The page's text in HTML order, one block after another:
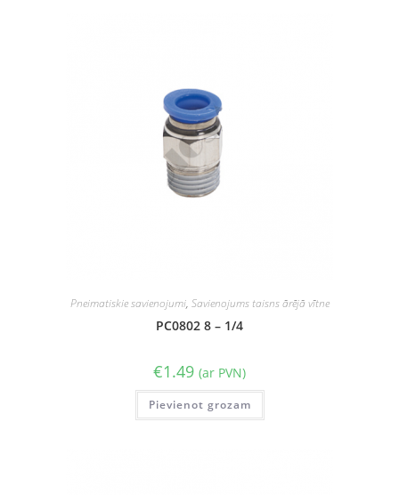
Pneimatiskie savienojumi, Savienojums taisns ārējā vītne
PC0802 8 – 1/4
€1.49 (ar PVN)
Pievienot grozam